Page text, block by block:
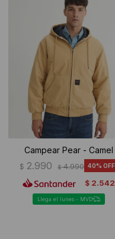
Campear Pear - Camel
$ 2.990 $ 4.990 40
$ 2.542
Llega el lunes - MVD
Ropa Interior
Canguros
Camperas
Tejidos
Buzos
Shorts de baño
Sherpas
Camisas y blusas
Vestidos
Sherpas